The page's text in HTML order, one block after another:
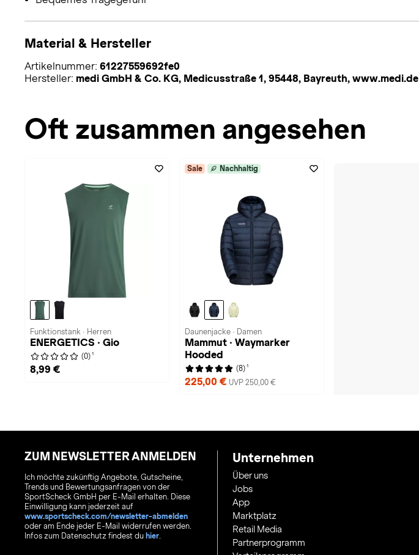
Material & Hersteller
Artikelnummer: 61227559692fe0
Hersteller: medi GmbH & Co. KG, Medicusstraße 1, 95448, Bayreuth, www.medi.de
Oft zusammen angesehen
Funktionstank · Herren
ENERGETICS · Gio
(0) 1
8,99 €
Sale Nachhaltig
Daunenjacke · Damen
Mammut · Waymarker
Hooded
(8) 1
225,00 € UVP 250,00 €
ZUM NEWSLETTER ANMELDEN
Ich möchte zukünftig Angebote, Gutscheine,
Trends und Bewertungsanfragen von der
SportScheck GmbH per E-Mail erhalten. Diese
Einwilligung kann jederzeit auf
www.sportscheck.com/newsletter-abmelden
oder am Ende jeder E-Mail widerrufen werden.
Infos zum Datenschutz findest du hier
Unternehmen
Über uns
Jobs
App
Marktplatz
Retail Media
Partnerprogramm